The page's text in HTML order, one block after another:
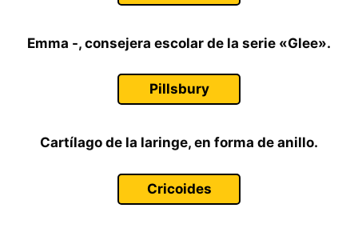
Emma -, consejera escolar de la serie «Glee».
Pillsbury
Cartílago de la laringe, en forma de anillo.
Cricoides